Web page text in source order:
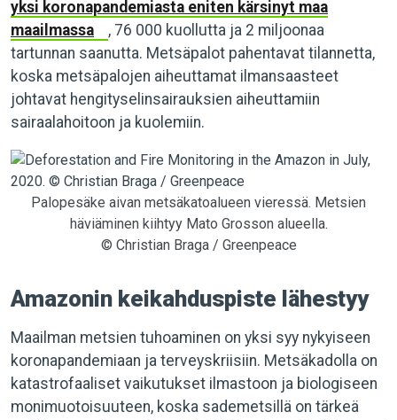
yksi koronapandemiasta eniten kärsinyt maa
maailmassa
, 76 000 kuollutta ja 2 miljoonaa
tartunnan saanutta. Metsäpalot pahentavat tilannetta,
koska metsäpalojen aiheuttamat ilmansaasteet
johtavat hengityselinsairauksien aiheuttamiin
sairaalahoitoon ja kuolemiin.
Palopesäke aivan metsäkatoalueen vieressä. Metsien
häviäminen kiihtyy Mato Grosson alueella.
© Christian Braga / Greenpeace
Amazonin keikahduspiste lähestyy
Maailman metsien tuhoaminen on yksi syy nykyiseen
koronapandemiaan ja terveyskriisiin. Metsäkadolla on
katastrofaaliset vaikutukset ilmastoon ja biologiseen
monimuotoisuuteen, koska sademetsillä on tärkeä